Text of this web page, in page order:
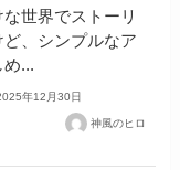
世界でストーリ
、シンプルなア
め...
年12月30日
神風のヒロ